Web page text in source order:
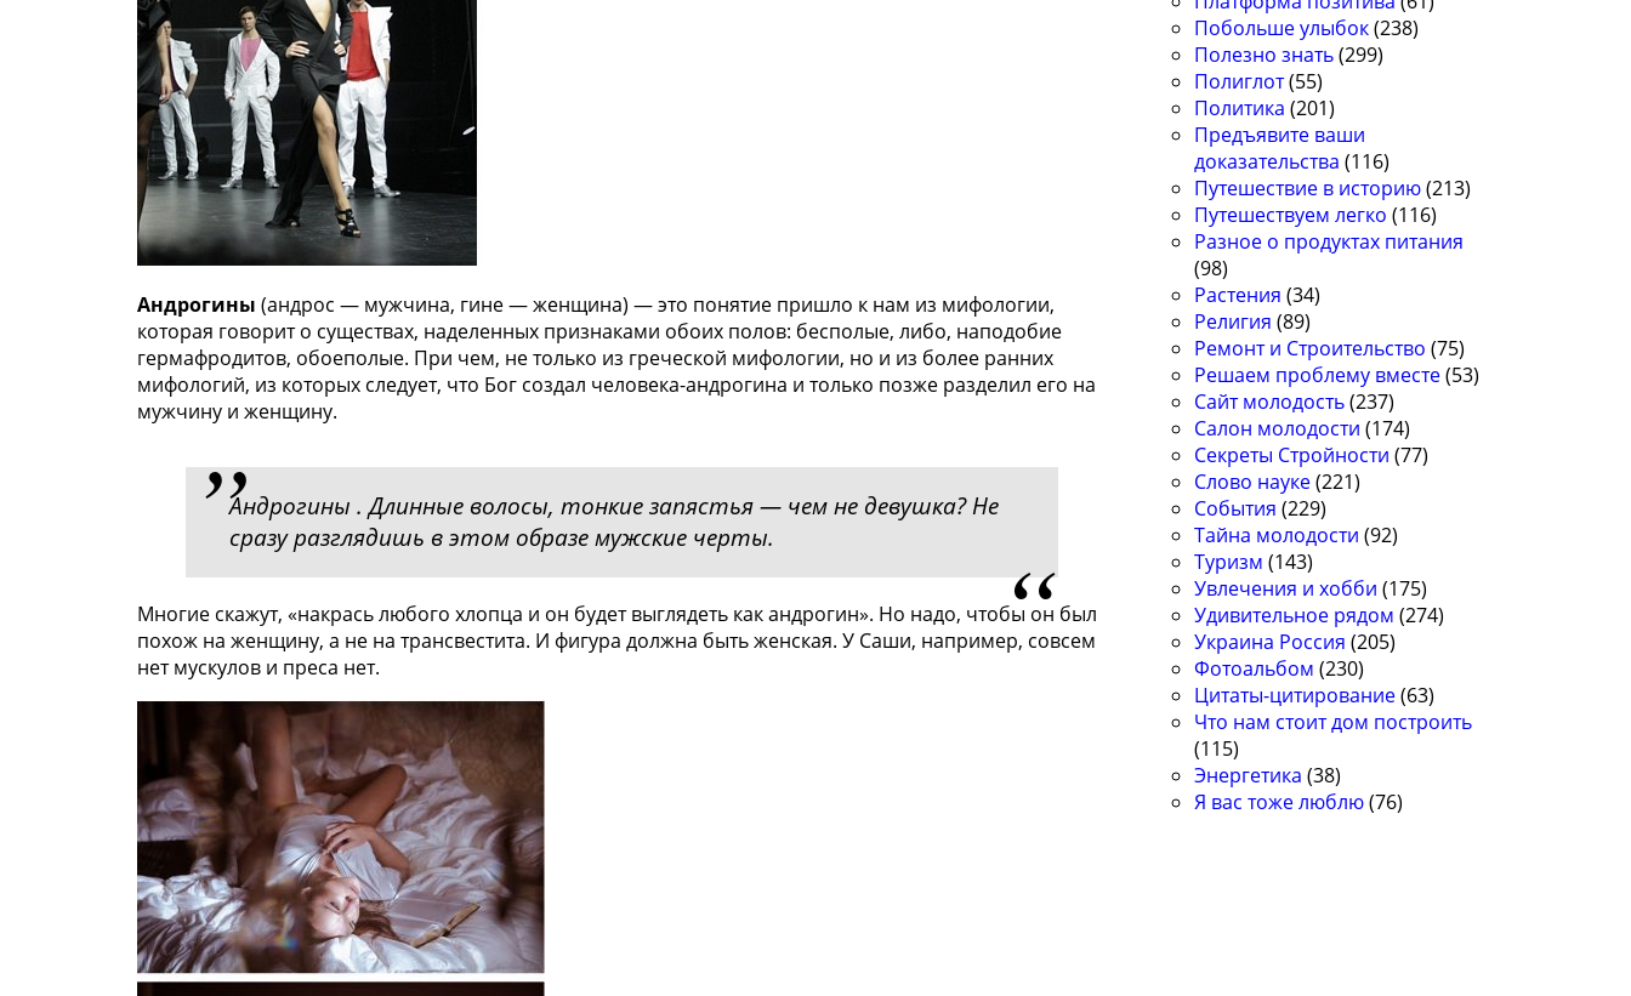
Андрогины (андрос — мужчина, гине — женщина) — это понятие пришло к нам из мифологии,
которая говорит о существах, наделенных признаками обоих полов: бесполые, либо, наподобие
гермафродитов, обоеполые. При чем, не только из греческой мифологии, но и из более ранних
мифологий, из которых следует, что Бог создал человека-андрогина и только позже разделил его на
мужчину и женщину.
Андрогины . Длинные волосы, тонкие запястья — чем не девушка? Не
сразу разглядишь в этом образе мужские черты.
Многие скажут, «накрась любого хлопца и он будет выглядеть как андрогин». Но надо, чтобы он был
похож на женщину, а не на трансвестита. И фигура должна быть женская. У Саши, например, совсем
нет мускулов и преса нет.
Побольше улыбок(238)
Полезно знать(299)
Полиглот(55)
Политика (201)
Предъявите ваши
доказательства (116)
Путешествие в историю(213)
Путешествуем легко (116)
Разное о продуктах питания
(98)
Растения (34)
Религия (89)
Ремонт и Строительство (75)
Решаем проблему вместе(53)
Сайт молодость(237)
Салон молодости (174)
Секреты Стройности (77)
Слово науке(221)
События (229)
Тайна молодости (92)
Туризм (143)
Увлечения и хобби (175)
Удивительное рядом (274)
Украина Россия (205)
Фотоальбом (230)
Цитаты-цитирование(63)
Что нам стоит дом построить
(115)
Энергетика (38)
Я вас тоже люблю(76)